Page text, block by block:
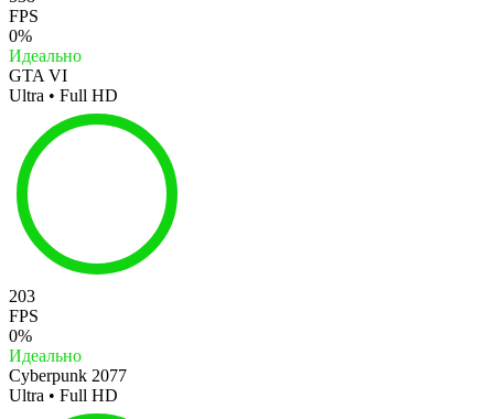
FPS
0%
Идеально
GTA VI
Ultra • Full HD
203
FPS
0%
Идеально
Cyberpunk 2077
Ultra • Full HD